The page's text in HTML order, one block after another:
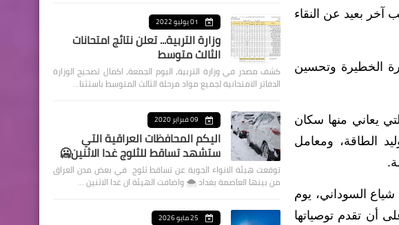
آخر بعيد عن النقاء
الخطيرة وتحسين
يعاني منها سكان
الطاقة، ومعامل
السوداني، يوم
أن تقدم توصياتها
01 يوليو 2022
وزارة التربية... تعلن نتائج امتحانات
الثالث متوسط
كشف مصدر في وزارة التربية، اليوم الجمعة، اكمال تصحيح الوزارة
الدفاتر الامتحانية لجميع مواد مرحلة الثالث المتوسط باستثنا…
09 فبراير 2020
اليكم المحافظات العراقية التي
ستشهد تساقط للثلوج غدا الاثنين🥶
توقعت هيئة الانواء الجوية عن تساقط ثلوج في بعض مدن العراق
من بينها العاصمة بغداد ⁦🌨️⁩ واضافت الهيئة ان غدا الاثنين …
25 مايو 2026